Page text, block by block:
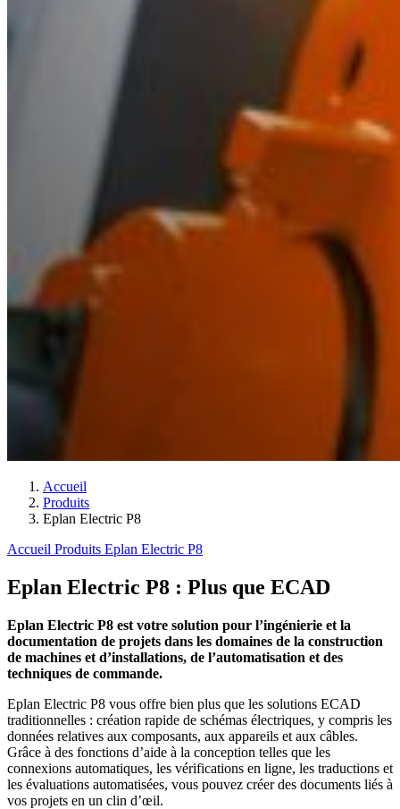
Accueil
Produits
Eplan Electric P8
Accueil Produits Eplan Electric P8
Eplan Electric P8 : Plus que ECAD
Eplan Electric P8 est votre solution pour l’ingénierie et la
documentation de projets dans les domaines de la construction
de machines et d’installations, de l’automatisation et des
techniques de commande.
Eplan Electric P8 vous offre bien plus que les solutions ECAD
traditionnelles : création rapide de schémas électriques, y compris les
données relatives aux composants, aux appareils et aux câbles.
Grâce à des fonctions d’aide à la conception telles que les
connexions automatiques, les vérifications en ligne, les traductions et
les évaluations automatisées, vous pouvez créer des documents liés à
vos projets en un clin d’œil.